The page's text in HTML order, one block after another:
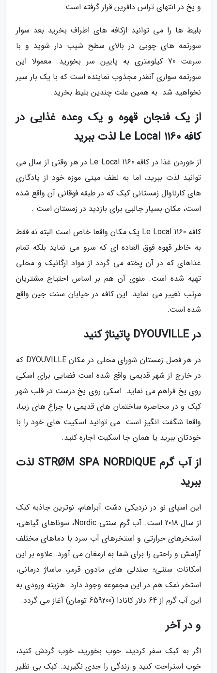
و یخ در انتهای تراس دافرین قرار گرفته است.
بلیط ها را می توانید ازکافه های اطراف بخرید بعد سوار
سورتمه های چوبی در بالای سطح شیب دار شوید و با
سرعت 70 کیلومتری به پایین سر بخورید. معمولا این
سورتمه سواری آنقدر مجذوب نماینده است که با یک بار سیر
نخواهید شد. به همین علت چندین بلیط بخرید.
از یک فنجان قهوه و یک وعده غذایی در
کافه Le Local 1160 لذت ببرید
از خوردن غذا در کافه Le Local 1160 در هر وقتی از سال می
توانید لذت ببرید، اما به لطف مینی موزه خود از یادگاری
های کارناوال زمستانی کبک که در طبقه فوقانی آن واقع شده
است، مکان بسیار جالبی برای بازدید در زمستان است .
کافه Le Local 1160 یک مکان واقعا خاص است البته نه فقط
به خاطر قهوه فوق العاده ای که سرو می نماید بلکه تمام
غذاهای که در آن پخته می گردد از مواد ارگانیک و محلی
تهیه شده است. منوی آن هم بر اساس احتیاج مشتریان
مرتب تغییر می نماید. این کافه در خیابان سنت جین واقع
شده است.
در DYOUVILLE پاتیناژ کنید
در هر فصل زمستان شورای محلی در مکان DYOUVILLE که
در خارج از شهر قدیمی واقع شده است فضایی برای اسکی
روی یخ فراهم می نماید. اسکی روی یخ درست در قلب شهر
کبک و در محاصره ساختمان های قدیمی با چراغ های زیبا،
واقعا شگفت انگیز است. می توانید اسکیت های خود را با
خودتان ببرید یا همان جا اسکیت اجاره کنید.
از آب گرم STRØM SPA NORDIQUE لذت
ببرید
این اسپای نو در نزدیکی دشت آبراهام، نوترین جاذبه کبک
از سال 2018 است. آب گرم سنتی Nordic، سوناهای گیاهی،
استخرهای حرارتی و استخرهای آب سرد با دماهای مختلف
آرامش و راحتی را برای شما به ارمغان می آورد. علاوه بر این
امکانات سنتی؛ صندلی های مادون قرمز، ماساژ درمانی،
استخر نمک هم در این مجموعه وجود دارد. هزینه ورودی به
این آب گرم از 64 دلار کانادا (659200 تومان) آغاز می گردد.
و در آخر
اگر به کبک سفر کردید، خوب بخورید، خوب گردش کنید،
خوب استراحت کنید و زندگی را جدی نگیرید. کبک بی نظیر